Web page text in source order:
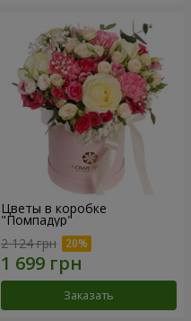
Цветы в коробке
"Помпадур"
2 124 грн
Заказать